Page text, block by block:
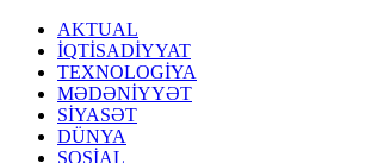
AKTUAL
İQTİSADİYYAT
TEXNOLOGİYA
MƏDƏNİYYƏT
SİYASƏT
DÜNYA
SOSİAL